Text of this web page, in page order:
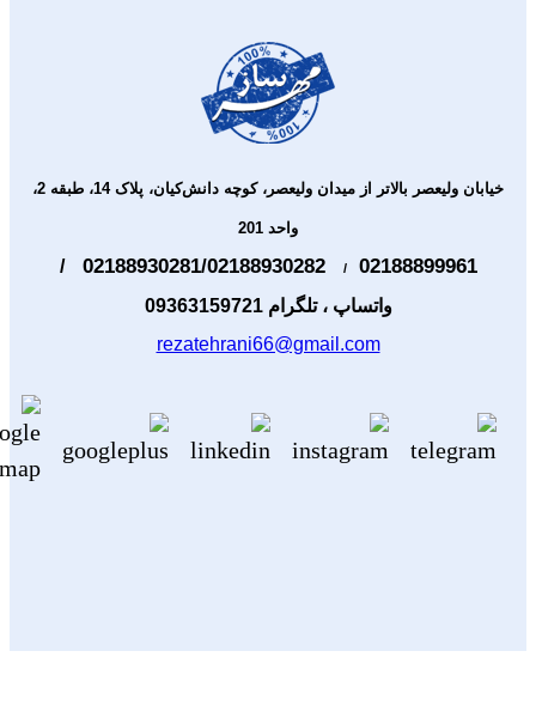
خیابان ولیعصر بالاتر از ميدان وليعصر، كوچه دانش‌كيان، پلاک 14، طبقه 2،
02188930281/02188930282
/
rezatehrani66@gmail.com